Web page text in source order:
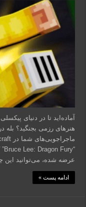
آماده‌اید تا در دنیای
هنرهای رزمی بجنگید؟ بله
عرضه شده، می‌توانید این
ادامه پست »